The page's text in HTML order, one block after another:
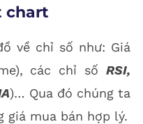
chart
về chỉ số như: Giá
các chỉ số RSI,
)… Qua đó chúng ta
giá mua bán hợp lý.